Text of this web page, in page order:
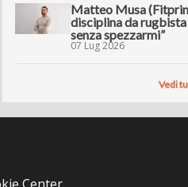
Matteo Musa
disciplina da
senza spezzarmi”
07 Lug 2026
Vedi